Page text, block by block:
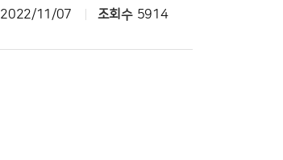
2022/11/07 조회수 5914